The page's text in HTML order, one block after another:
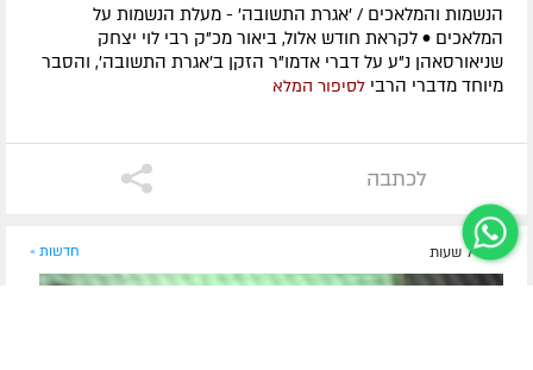
הנשמות והמלאכים / 'אגרת התשובה' - מעלת הנשמות על
המלאכים • לקראת חודש אלול, ביאור מכ"ק רבי לוי יצחק
שניאורסאהן נ"ע על דברי אדמו"ר הזקן ב'אגרת התשובה', והסבר
מיוחד מדברי הרבי לסיפור המלא
לכתבה
לפני 7 שעות חדשות »